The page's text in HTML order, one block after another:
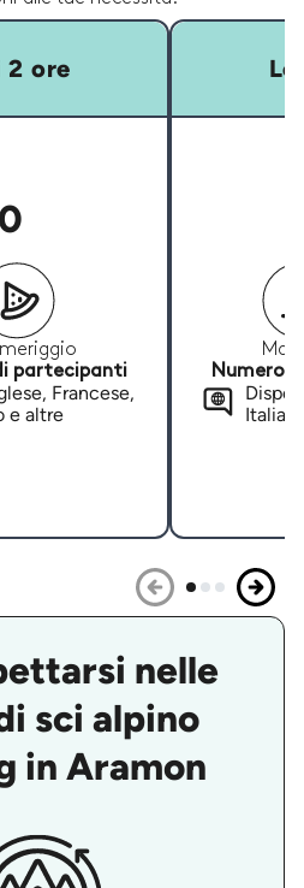
2 ore
partecipanti
Francese,
e altre
Numero
nelle
sci alpino
in Aramon